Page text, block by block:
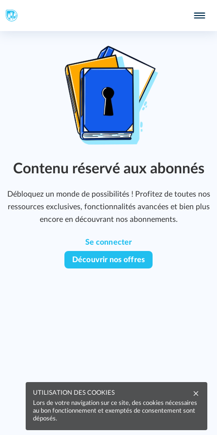
Contenu réservé aux abonnés
Débloquez un monde de possibilités ! Profitez de toutes nos
ressources exclusives, fonctionnalités avancées et bien plus
encore en découvrant nos abonnements.
Se connecter
Découvrir nos offres
UTILISATION DES COOKIES
Lors de votre navigation sur ce site, des cookies nécessaires
au bon fonctionnement et exemptés de consentement sont
déposés.